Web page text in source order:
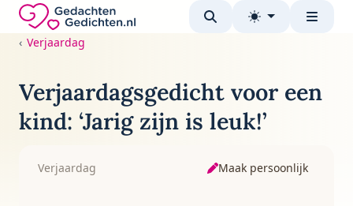
Direct naar de inhoud
Gedachten-Gedichten.nl — naar de homepage
Verjaardag
Verjaardagsgedicht voor een
kind: ‘Jarig zijn is leuk!’
Verjaardag Maak persoonlijk